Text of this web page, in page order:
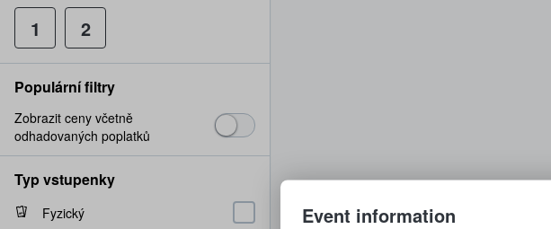
1 2
Populární filtry
Zobrazit ceny včetně
odhadovaných poplatků
Typ vstupenky
Fyzický
Event information